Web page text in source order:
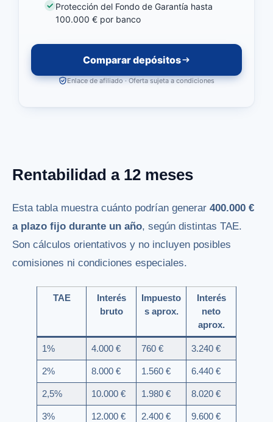
Protección del Fondo de Garantía hasta
100.000 € por banco
Comparar depósitos
Enlace de afiliado · Oferta sujeta a condiciones
Rentabilidad a 12 meses
Esta tabla muestra cuánto podrían generar 400.000 €
a plazo fijo durante un año, según distintas TAE.
Son cálculos orientativos y no incluyen posibles
comisiones ni condiciones especiales.
TAE
Interés
bruto
Impuesto
s aprox.
Interés
neto
aprox.
1% 4.000 € 760 € 3.240 €
2% 8.000 € 1.560 € 6.440 €
2,5% 10.000 € 1.980 € 8.020 €
3% 12.000 € 2.400 € 9.600 €